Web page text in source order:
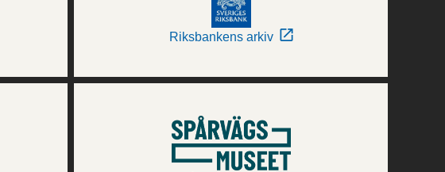
Riksbankens arkiv